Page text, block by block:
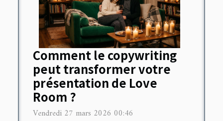
Comment le copywriting
peut transformer votre
présentation de Love
Room ?
Vendredi 27 mars 2026 00:46